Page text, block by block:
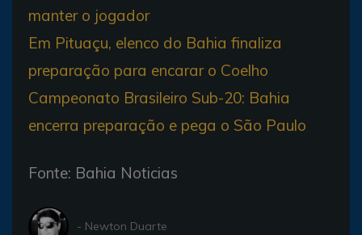
manter o jogador
Em Pituaçu, elenco do Bahia finaliza
preparação para encarar o Coelho
Campeonato Brasileiro Sub-20: Bahia
encerra preparação e pega o São Paulo
Fonte: Bahia Noticias
- Newton Duarte